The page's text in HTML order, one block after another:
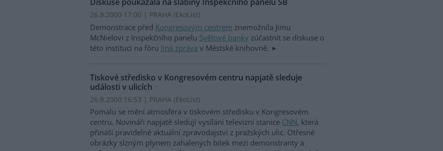
26.9.2000 17:00 | PRAHA (EkoList)
Demonstrace před Kongresovým centrem znemožnila Jimu
McNielovi z Inspekčního panelu Světové banky zúčastnit se diskuse o
této instituci na fóru Jiná zpráva v Městské knihovně.
Tiskové středisko v Kongresovém centru napjatě sleduje
události v ulicích
26.9.2000 16:53 | PRAHA (EkoList)
Pomalu se mění atmosféra v tiskovém středisku v Kongresovém
centru. Novináři napjatě sledují vysílání televizní stanice CNN, která
přináší pravidelně aktuální zpravodajství z pražských ulic. Otřesné
obrázky slzným plynem zahalených bitek mezi demonstranty a